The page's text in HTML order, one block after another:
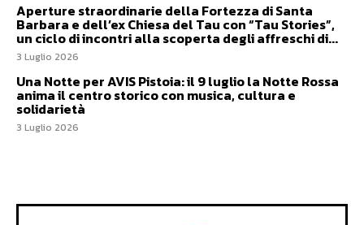
Aperture straordinarie della Fortezza di Santa
Barbara e dell’ex Chiesa del Tau con “Tau Stories”,
un ciclo di incontri alla scoperta degli affreschi di...
3 Luglio 2026
Una Notte per AVIS Pistoia: il 9 luglio la Notte Rossa
anima il centro storico con musica, cultura e
solidarietà
3 Luglio 2026